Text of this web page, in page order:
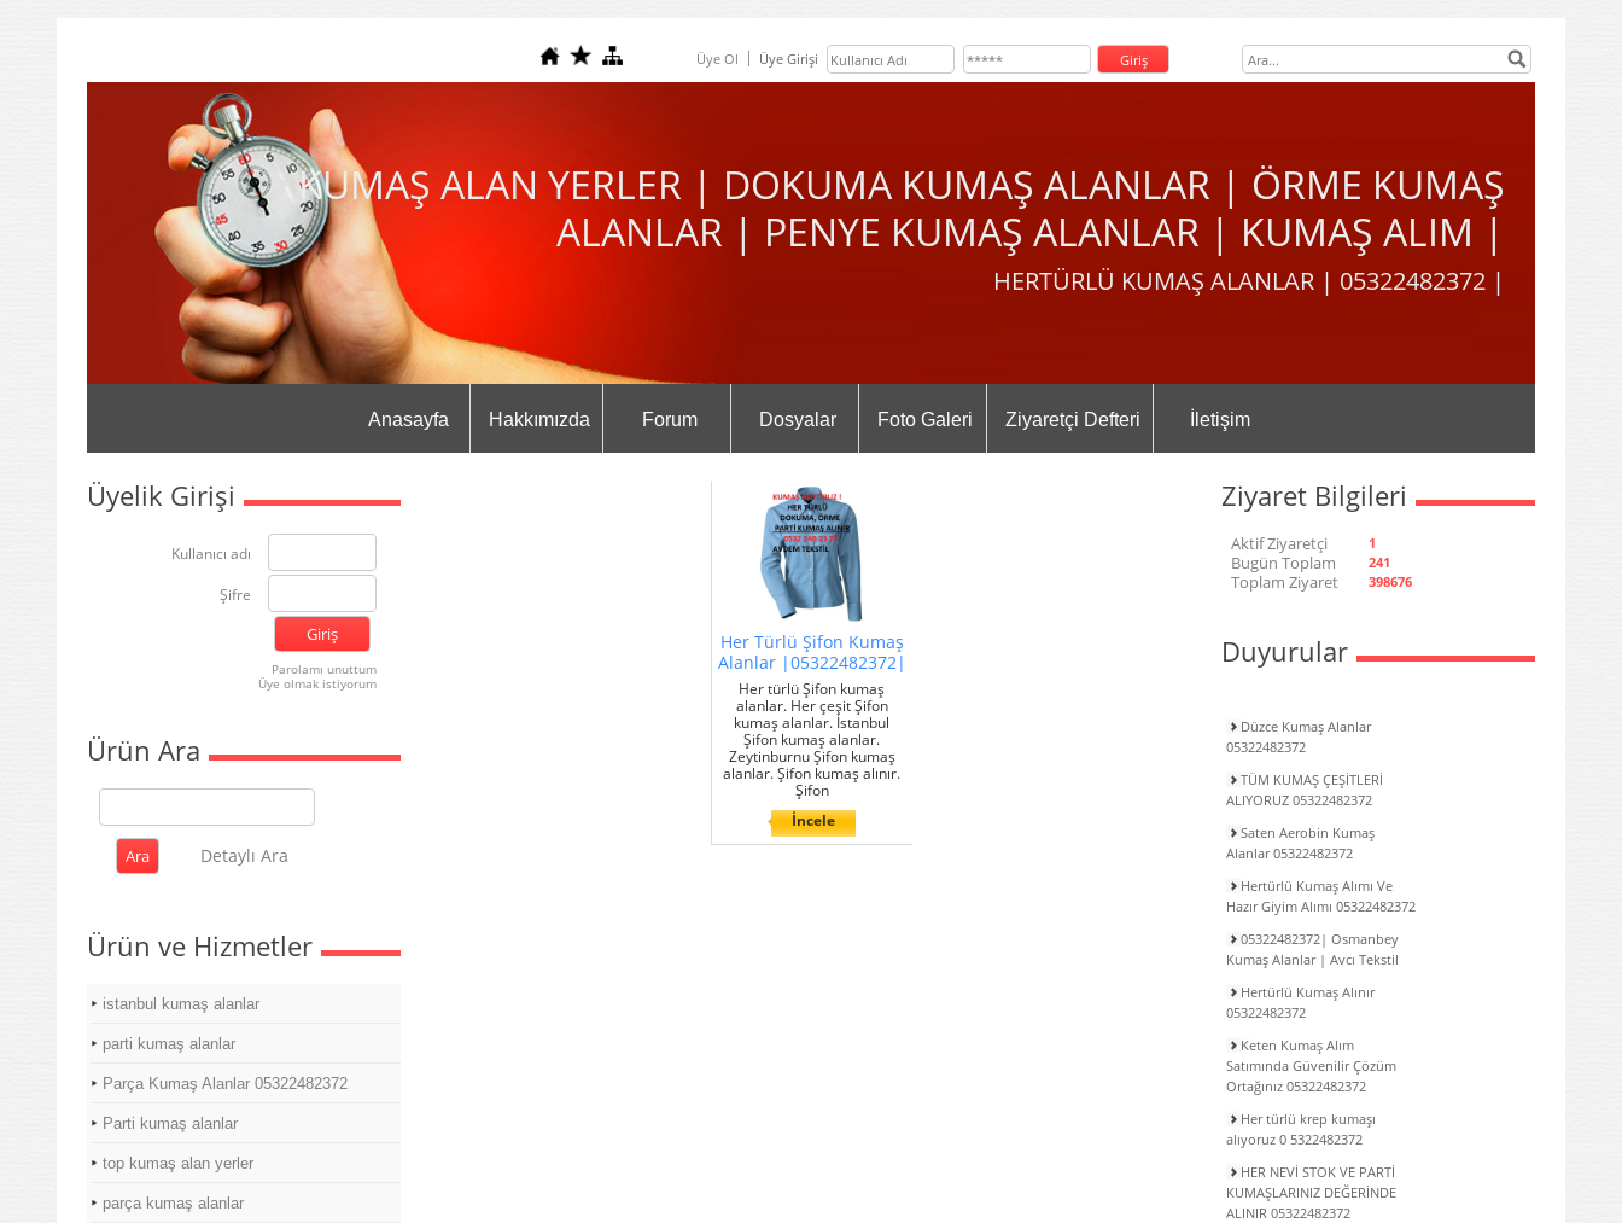
Üye Ol Üye Girişi
KUMAŞ ALAN YERLER | DOKUMA KUMAŞ ALANLAR | ÖRME KUMAŞ
ALANLAR | PENYE KUMAŞ ALANLAR | KUMAŞ ALIM |
HERTÜRLÜ KUMAŞ ALANLAR | 05322482372 |
Anasayfa Hakkımızda Forum Dosyalar Foto Galeri Ziyaretçi Defteri İletişim
Üyelik Girişi
Kullanıcı adı
Şifre
Parolamı unuttum
Üye olmak istiyorum
Ürün Ara
Detaylı Ara
Ürün ve Hizmetler
istanbul kumaş alanlar
parti kumaş alanlar
Parça Kumaş Alanlar 05322482372
Parti kumaş alanlar
top kumaş alan yerler
parça kumaş alanlar
Her Türlü Şifon Kumaş
Alanlar |05322482372|
Her türlü Şifon kumaş
alanlar. Her çeşit Şifon
kumaş alanlar. İstanbul
Şifon kumaş alanlar.
Zeytinburnu Şifon kumaş
alanlar. Şifon kumaş alınır.
Şifon
İncele
Ziyaret Bilgileri
Aktif Ziyaretçi 1
Bugün Toplam 241
Toplam Ziyaret 398676
Duyurular
Düzce Kumaş Alanlar
05322482372
TÜM KUMAŞ ÇEŞİTLERİ
ALIYORUZ 05322482372
Saten Aerobin Kumaş
Alanlar 05322482372
Hertürlü Kumaş Alımı Ve
Hazır Giyim Alımı 05322482372
05322482372| Osmanbey
Kumaş Alanlar | Avcı Tekstil
Hertürlü Kumaş Alınır
05322482372
Keten Kumaş Alım
Satımında Güvenilir Çözüm
Ortağınız 05322482372
Her türlü krep kumaşı
alıyoruz 0 5322482372
HER NEVİ STOK VE PARTİ
KUMAŞLARINIZ DEĞERİNDE
ALINIR 05322482372